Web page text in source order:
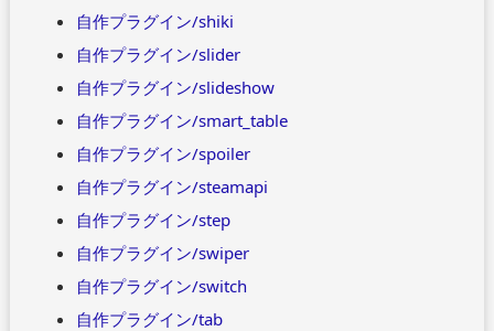
自作プラグイン/shiki
自作プラグイン/slider
自作プラグイン/slideshow
自作プラグイン/smart_table
自作プラグイン/spoiler
自作プラグイン/steamapi
自作プラグイン/step
自作プラグイン/swiper
自作プラグイン/switch
自作プラグイン/tab